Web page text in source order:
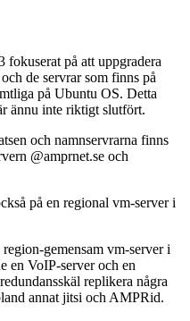
fokuserat på att uppgradera
de servrar som finns på
på Ubuntu OS. Detta
ännu inte riktigt slutfört.
och namnservrarna finns
@amprnet.se och
på en regional vm-server i
gemensam vm-server i
en VoIP-server och en
replikera några
annat jitsi och AMPRid.